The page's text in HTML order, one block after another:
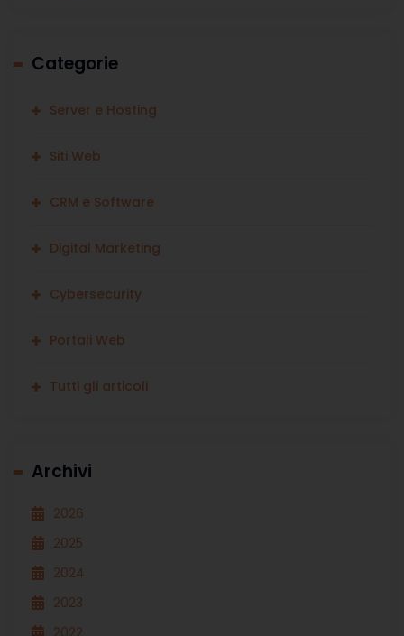
Categorie
Server e Hosting
Siti Web
CRM e Software
Digital Marketing
Cybersecurity
Portali Web
Tutti gli articoli
Archivi
2026
2025
2024
2023
2022